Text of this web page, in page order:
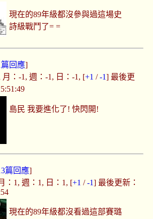
現在的89年級都沒參與過這場史
詩級戰鬥了= =
回應]
：-1, 週：-1, 日：-1, [+1 /-1] 最後更
島民 我要進化了! 快閃開!
篇回應]
：1, 週：1, 日：1, [+1 /-1] 最後更新：
現在的89年級都沒看過這部賽璐